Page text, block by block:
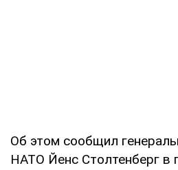
Об этом сообщил
НАТО Йенс Столтенберг в